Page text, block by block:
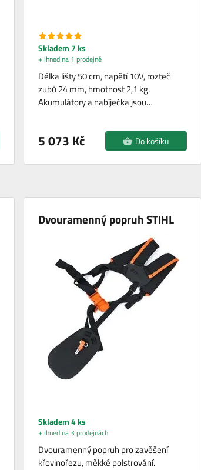
Skladem 7 ks
+ ihned na 1 prodejně
Délka lišty 50 cm, napětí 10V, rozteč
zubů 24 mm, hmotnost 2,1 kg.
Akumulátory a nabíječka jsou…
5 073 Kč Do košíku
Dvouramenný popruh STIHL
Skladem 4 ks
+ ihned na 3 prodejnách
Dvouramenný popruh pro zavěšení
křovinořezu, měkké polstrování.